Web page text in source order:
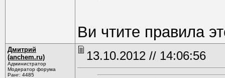
Ви чтите правила
Дмитрий
(anchem.ru)
Администратор
Модератор форума
Ранг: 4485
13.10.2012 // 14:06:56